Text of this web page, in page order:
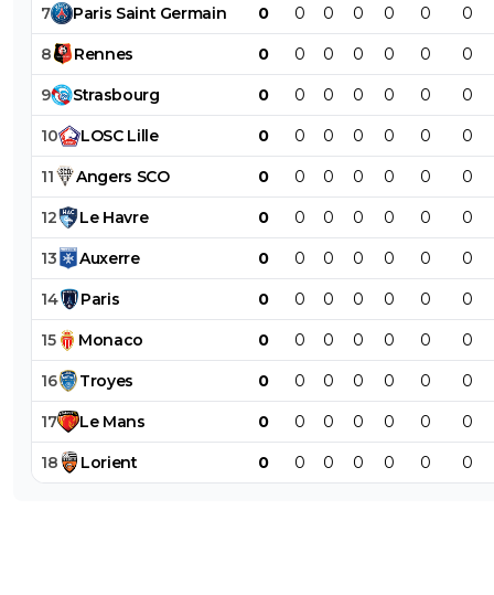
7 Paris Saint Germain 0 0 0 0 0 0 0
8 Rennes 0 0 0 0 0 0 0
9 Strasbourg 0 0 0 0 0 0 0
10 LOSC Lille 0 0 0 0 0 0 0
11 Angers SCO 0 0 0 0 0 0 0
12 Le Havre 0 0 0 0 0 0 0
13 Auxerre 0 0 0 0 0 0 0
14 Paris 0 0 0 0 0 0 0
15 Monaco 0 0 0 0 0 0 0
16 Troyes 0 0 0 0 0 0 0
17 Le Mans 0 0 0 0 0 0 0
18 Lorient 0 0 0 0 0 0 0